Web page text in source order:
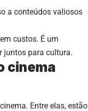
a conteúdos valiosos
custos. É um
juntos para cultura.
cinema
Entre elas, estão